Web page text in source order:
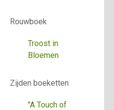
Rouwboek
Troost in
Bloemen
Zijden boeketten
"A Touch of